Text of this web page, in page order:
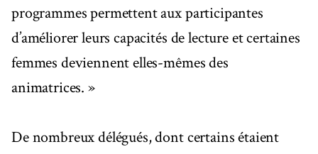
programmes permettent aux participantes
d’améliorer leurs capacités de lecture et certaines
femmes deviennent elles-mêmes des
animatrices. »
De nombreux délégués, dont certains étaient